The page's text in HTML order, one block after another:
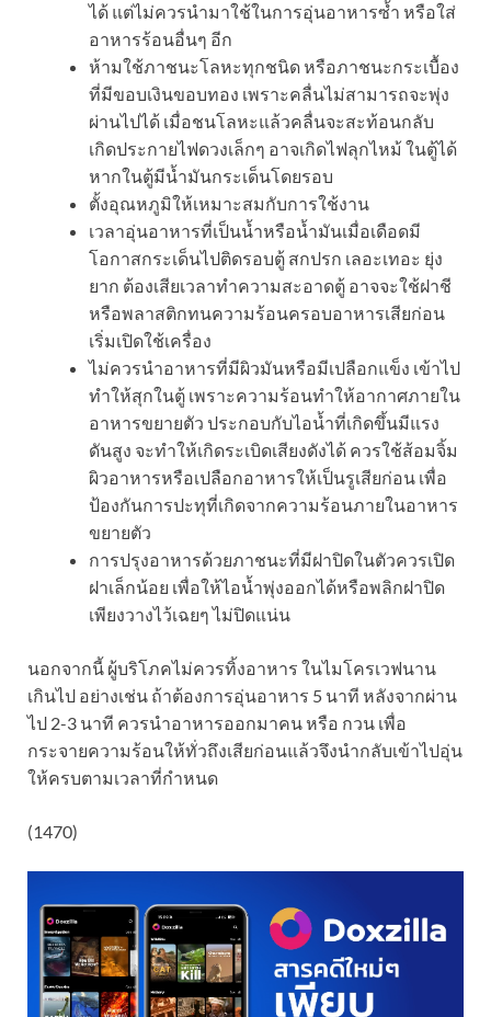
ได้ แต่ไม่ควรนำมาใช้ในการอุ่นอาหารซ้ำ หรือใส่
อาหารร้อนอื่นๆ อีก
ห้ามใช้ภาชนะโลหะทุกชนิด หรือภาชนะกระเบื้อง
ที่มีขอบเงินขอบทอง เพราะคลื่นไม่สามารถจะพุ่ง
ผ่านไปได้ เมื่อชนโลหะแล้วคลื่นจะสะท้อนกลับ
เกิดประกายไฟดวงเล็กๆ อาจเกิดไฟลุกไหม้ ในตู้ได้
หากในตู้มีน้ำมันกระเด็นโดยรอบ
ตั้งอุณหภูมิให้เหมาะสมกับการใช้งาน
เวลาอุ่นอาหารที่เป็นน้ำหรือน้ำมันเมื่อเดือดมี
โอกาสกระเด็นไปติดรอบตู้ สกปรก เลอะเทอะ ยุ่ง
ยาก ต้องเสียเวลาทำความสะอาดตู้ อาจจะใช้ฝาชี
หรือพลาสติกทนความร้อนครอบอาหารเสียก่อน
เริ่มเปิดใช้เครื่อง
ไม่ควรนำอาหารที่มีผิวมันหรือมีเปลือกแข็ง เข้าไป
ทำให้สุกในตู้ เพราะความร้อนทำให้อากาศภายใน
อาหารขยายตัว ประกอบกับไอน้ำที่เกิดขึ้นมีแรง
ดันสูง จะทำให้เกิดระเบิดเสียงดังได้ ควรใช้ส้อมจิ้ม
ผิวอาหารหรือเปลือกอาหารให้เป็นรูเสียก่อน เพื่อ
ป้องกันการปะทุที่เกิดจากความร้อนภายในอาหาร
ขยายตัว
การปรุงอาหารด้วยภาชนะที่มีฝาปิดในตัวควรเปิด
ฝาเล็กน้อย เพื่อให้ไอน้ำพุ่งออกได้หรือพลิกฝาปิด
เพียงวางไว้เฉยๆ ไม่ปิดแน่น
นอกจากนี้ ผู้บริโภคไม่ควรทิ้งอาหาร ในไมโครเวฟนาน
เกินไป อย่างเช่น ถ้าต้องการอุ่นอาหาร 5 นาที หลังจากผ่าน
ไป 2-3 นาที ควรนำอาหารออกมาคน หรือ กวน เพื่อ
กระจายความร้อนให้ทั่วถึงเสียก่อนแล้วจึงนำกลับเข้าไปอุ่น
ให้ครบตามเวลาที่กำหนด
(1470)